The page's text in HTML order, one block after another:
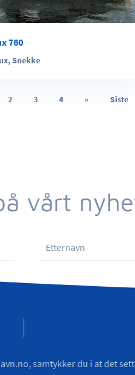
760
,Snekke
2 3 4 » Siste
vårt
samtykker du i at det